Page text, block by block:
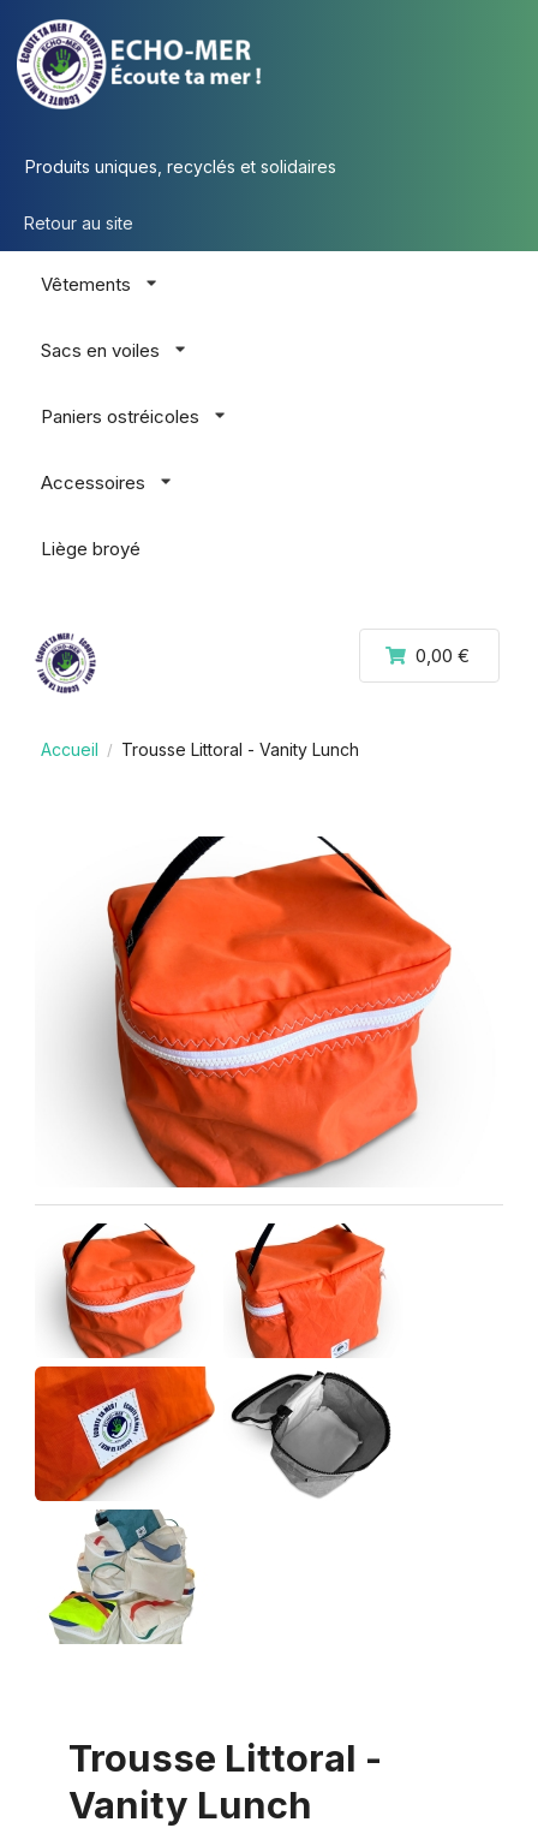
Produits uniques, recyclés et solidaires
Retour au site
Vêtements
Sacs en voiles
Paniers ostréicoles
Accessoires
Liège broyé
0,00 €
Accueil / Trousse Littoral - Vanity Lunch
Trousse Littoral -
Vanity Lunch